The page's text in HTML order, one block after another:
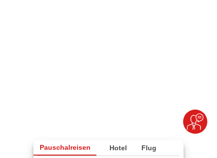
Pauschalreisen Hotel Flug